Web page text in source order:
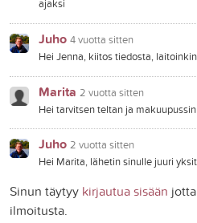
ajaksi
Juho 4 vuotta sitten
Hei Jenna, kiitos tiedosta,
Marita 2 vuotta sitten
Hei tarvitsen teltan ja
Juho 2 vuotta sitten
Hei Marita, lähetin sinulle juuri
Sinun täytyy kirjautua sisään
ilmoitusta.